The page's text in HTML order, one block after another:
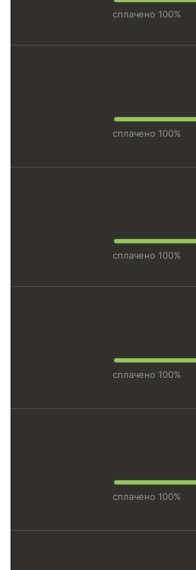
сплачено 100%
сплачено 100%
сплачено 100%
сплачено 100%
сплачено 100%